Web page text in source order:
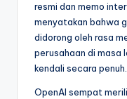
resmi dan memo
menyatakan bahwa
didorong oleh rasa
perusahaan di masa
kendali secara penuh.
OpenAI sempat